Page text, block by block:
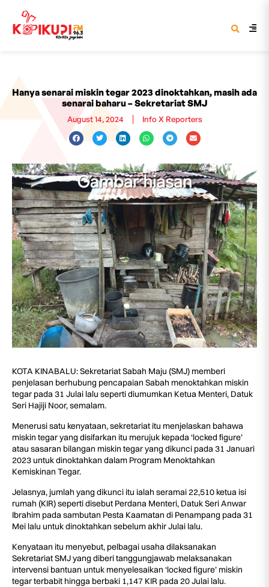
Hanya senarai miskin tegar 2023 dinoktahkan, masih ada
senarai baharu – Sekretariat SMJ
August 14, 2024 Info X Reporters
KOTA KINABALU: Sekretariat Sabah Maju (SMJ) memberi
penjelasan berhubung pencapaian Sabah menoktahkan miskin
tegar pada 31 Julai lalu seperti diumumkan Ketua Menteri, Datuk
Seri Hajiji Noor, semalam.
Menerusi satu kenyataan, sekretariat itu menjelaskan bahawa
miskin tegar yang disifarkan itu merujuk kepada ‘locked figure’
atau sasaran bilangan miskin tegar yang dikunci pada 31 Januari
2023 untuk dinoktahkan dalam Program Menoktahkan
Kemiskinan Tegar.
Jelasnya, jumlah yang dikunci itu ialah seramai 22,510 ketua isi
rumah (KIR) seperti disebut Perdana Menteri, Datuk Seri Anwar
Ibrahim pada sambutan Pesta Kaamatan di Penampang pada 31
Mei lalu untuk dinoktahkan sebelum akhir Julai lalu.
Kenyataan itu menyebut, pelbagai usaha dilaksanakan
Sekretariat SMJ yang diberi tanggungjawab melaksanakan
intervensi bantuan untuk menyelesaikan ‘locked figure’ miskin
tegar terbabit hingga berbaki 1,147 KIR pada 20 Julai lalu.